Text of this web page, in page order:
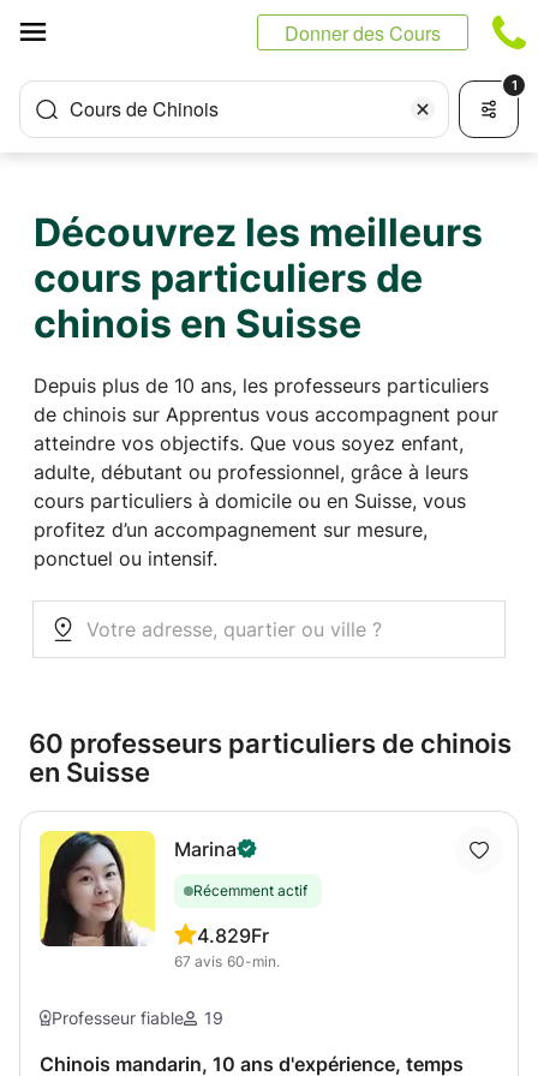
Donner des Cours
Cours de Chinois
1
Découvrez les meilleurs
cours particuliers de
chinois en Suisse
Depuis plus de 10 ans, les professeurs particuliers
de chinois sur Apprentus vous accompagnent pour
atteindre vos objectifs. Que vous soyez enfant,
adulte, débutant ou professionnel, grâce à leurs
cours particuliers à domicile ou en Suisse, vous
profitez d’un accompagnement sur mesure,
ponctuel ou intensif.
60 professeurs particuliers de chinois
en Suisse
Marina
Récemment actif
4.8
67 avis
29Fr
60-min.
Professeur fiable 19
Chinois mandarin, 10 ans d'expérience, temps